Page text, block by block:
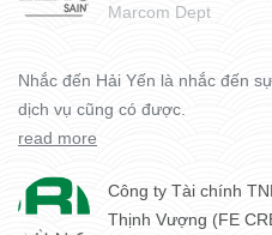
Marcom Dept
Nhắc đến Hải Yến là nhắc đến
dịch vụ cũng có được.
read more
Công ty Tài chính
Thịnh Vượng (FE